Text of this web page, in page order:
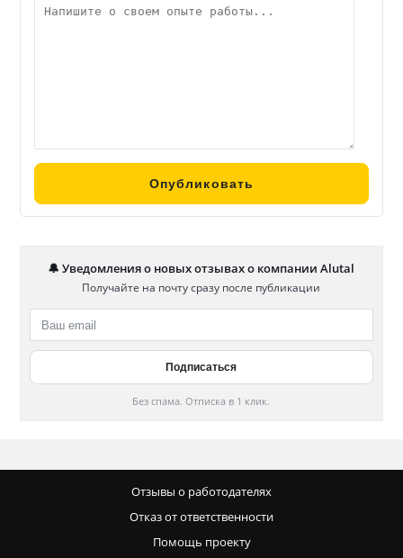
🔔 Уведомления о новых отзывах о компании Alutal
Получайте на почту сразу после публикации
Без спама. Отписка в 1 клик.
Отзывы о работодателях
Отказ от ответственности
Помощь проекту